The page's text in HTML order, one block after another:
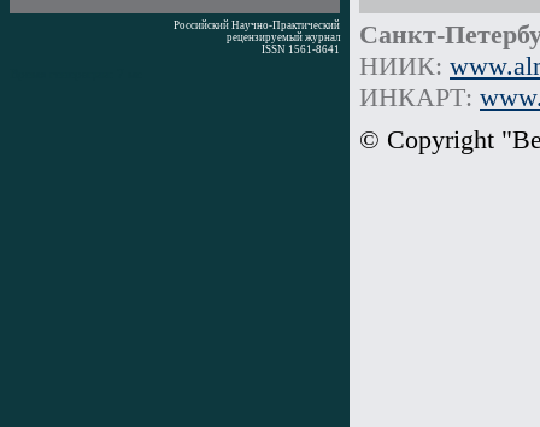
Российский Научно-Практический
рецензируемый журнал
ISSN 1561-8641
Санкт-
НИИК:
ИНКАРТ:
© Copyright